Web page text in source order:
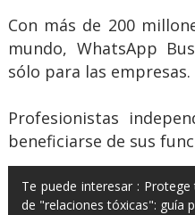
Con más de 200
mundo, WhatsApp
sólo para las empresas.
Profesionistas
beneficiarse de sus
Te puede interesar : Protege
de "relaciones tóxicas": guía